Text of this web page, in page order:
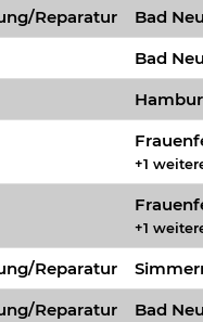
Reparatur
Bad
Bad
+1
+1
Reparatur
Reparatur Bad